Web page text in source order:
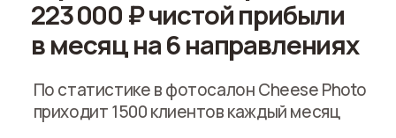
Фотопечать